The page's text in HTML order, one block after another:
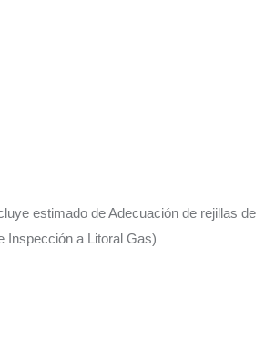
estimado de Adecuación de rejillas de
Inspección a Litoral Gas)